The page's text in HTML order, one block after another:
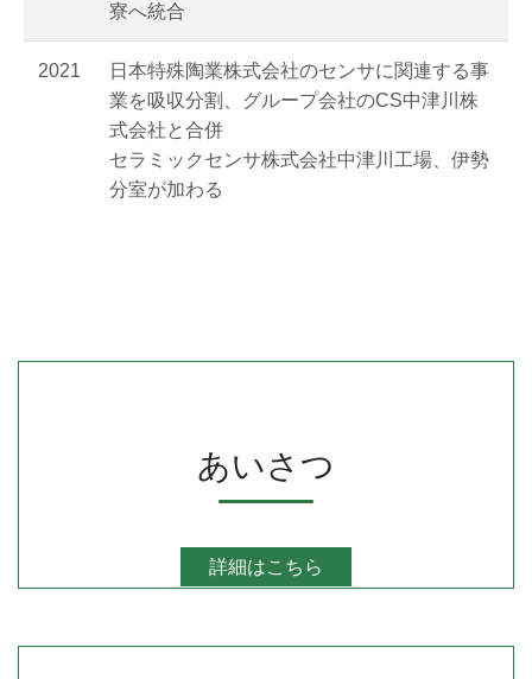
寮へ統合
2021
日本特殊陶業株式会社のセンサに関連する事
業を吸収分割、グループ会社のCS中津川株
式会社と合併
セラミックセンサ株式会社中津川工場、伊勢
分室が加わる
あいさつ
詳細はこちら